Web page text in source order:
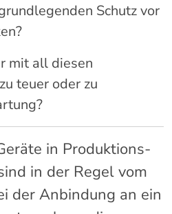
Schutz vor
mit all diesen
teuer oder zu
in Produktions-
in der Regel vom
der Anbindung an ein